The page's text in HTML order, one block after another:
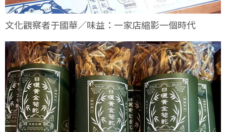
文化觀察者于國華／味益：一家店縮影一個時代